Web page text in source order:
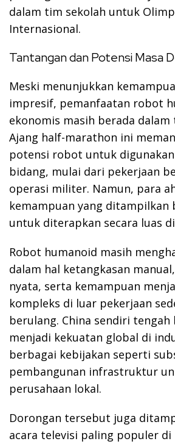
dalam tim sekolah untuk
Internasional.
Tantangan dan Potensi Masa
Meski menunjukkan
impresif, pemanfaatan robot
ekonomis masih berada dalam
Ajang half-marathon ini
potensi robot untuk
bidang, mulai dari pekerjaan
operasi militer. Namun, para
kemampuan yang ditampilkan
untuk diterapkan secara luas
Robot humanoid masih
dalam hal ketangkasan
nyata, serta kemampuan
kompleks di luar pekerjaan
berulang. China sendiri tengah
menjadi kekuatan global di
berbagai kebijakan seperti
pembangunan infrastruktur
perusahaan lokal.
Dorongan tersebut juga
acara televisi paling populer di